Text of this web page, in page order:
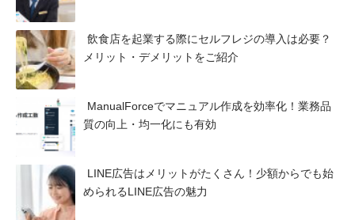
飲食店を起業する際にセルフレジの導入は必要？
メリット・デメリットをご紹介
ManualForceでマニュアル作成を効率化！業務品
質の向上・均一化にも有効
LINE広告はメリットがたくさん！少額からでも始
められるLINE広告の魅力